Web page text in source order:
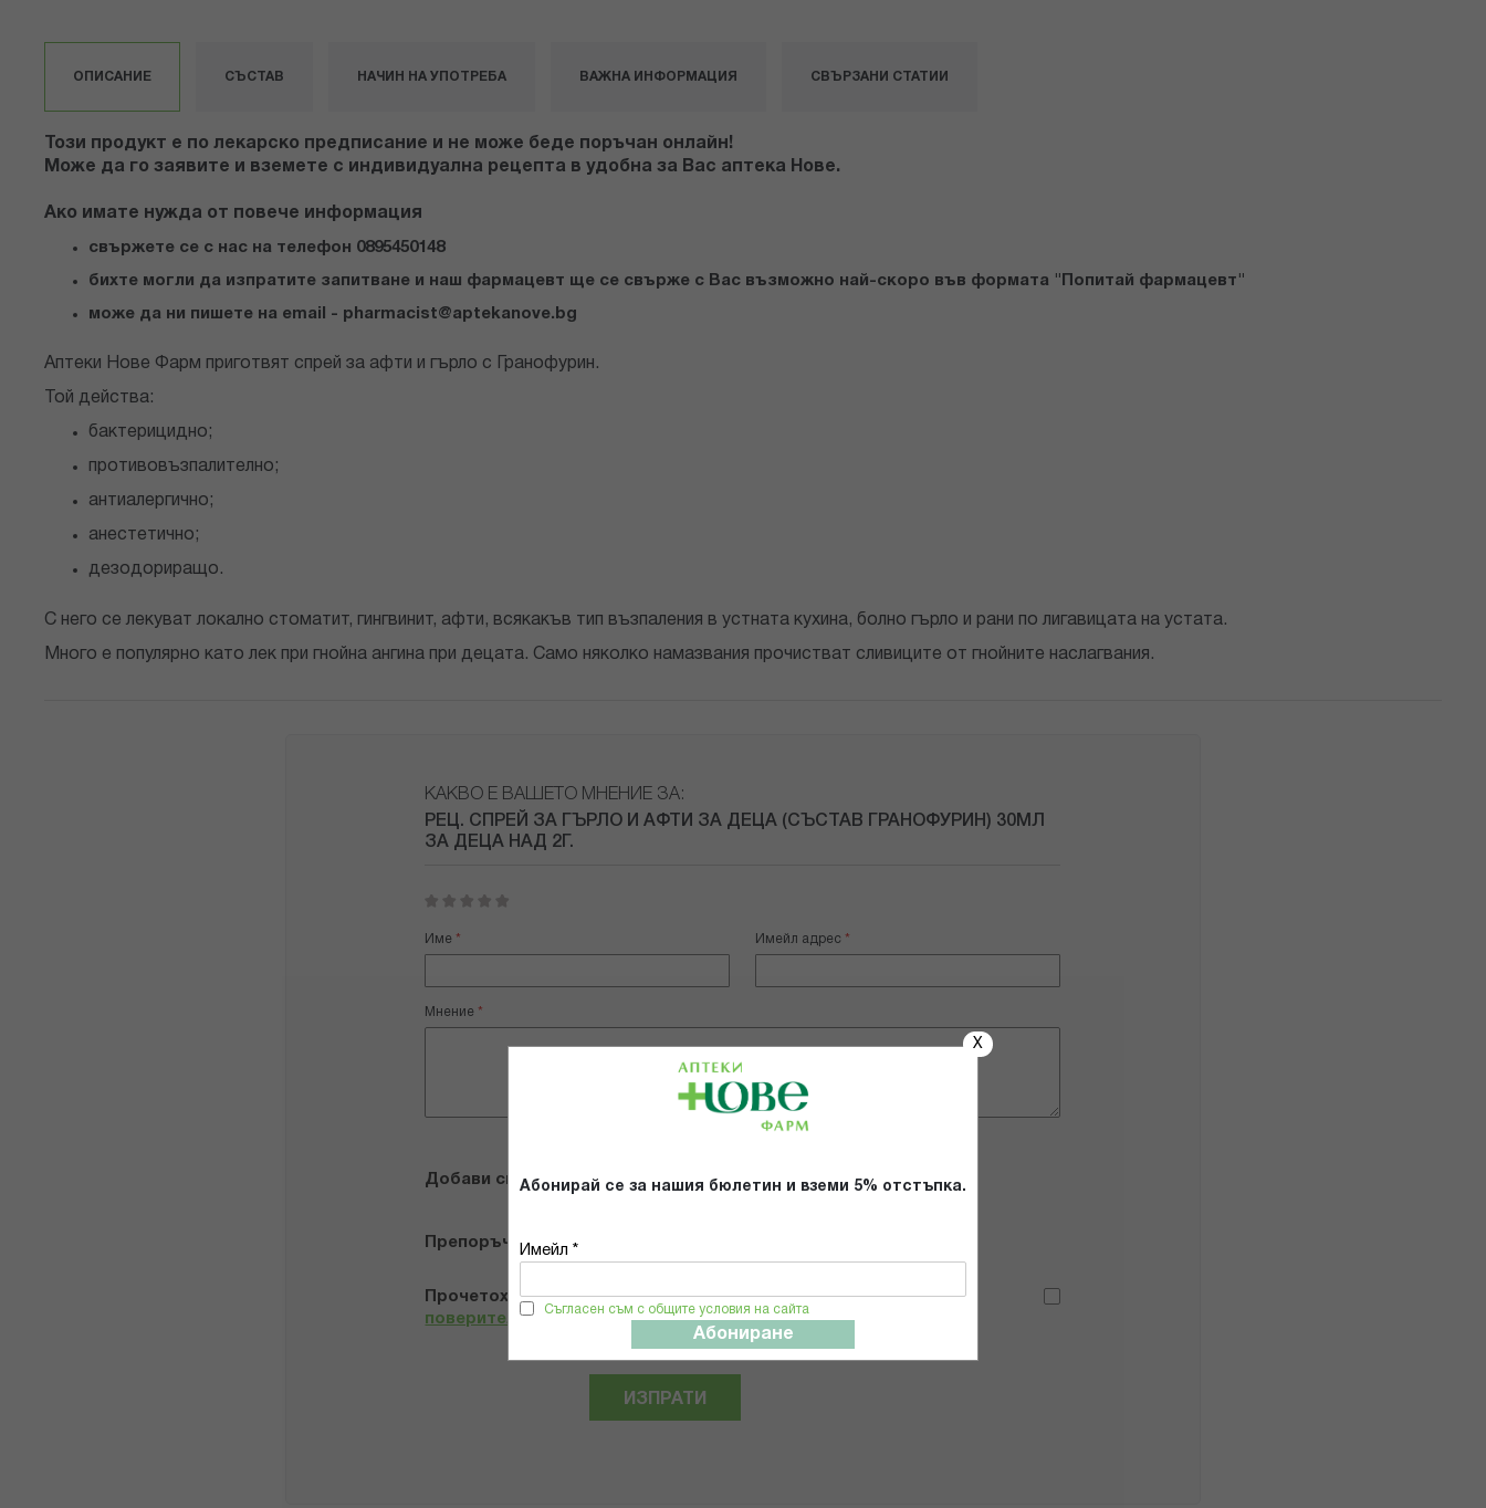
X
Абонирай се за нашия бюлетин и вземи 5% отстъпка.
Имейл *
Съгласен съм с общите условия на сайта
Абониране
ОПИСАНИЕ
Този продукт е по лекарско предписание и не може беде поръчан онлайн!
Може да го заявите и вземете с индивидуална рецепта в удобна за Вас аптека Нове.
Ако имате нужда от повече информация
свържете се с нас на телефон 0895450148
бихте могли да изпратите запитване и наш фармацевт ще се свърже с Вас възможно най-скоро във формата "Попитай фармацевт"
може да ни пишете на email - pharmacist@aptekanove.bg
Аптеки Нове Фарм приготвят спрей за афти и гърло с Гранофурин.
Той действа:
бактерицидно;
противовъзпалително;
антиалергично;
анестетично;
дезодориращо.
С него се лекуват локално стоматит, гингвинит, афти, всякакъв тип възпаления в устната кухина, болно гърло и рани по лигавицата на устата.
Много е популярно като лек при гнойна ангина при децата. Само няколко намазвания прочистват сливиците от гнойните наслагвания.
СЪСТАВ НАЧИН НА УПОТРЕБА ВАЖНА ИНФОРМАЦИЯ СВЪРЗАНИ СТАТИИ
КАКВО Е ВАШЕТО МНЕНИЕ ЗА:
РЕЦ. СПРЕЙ ЗА ГЪРЛО И АФТИ ЗА ДЕЦА (СЪСТАВ ГРАНОФУРИН) 30МЛ
ЗА ДЕЦА НАД 2Г.
star
stars
stars
stars
stars
Име Имейл адрес
Мнение
Добави снимки
Препоръчвам продукта
Прочетох и се съгласявам сОбщите условия и политиката за
поверителност
ИЗПРАТИ